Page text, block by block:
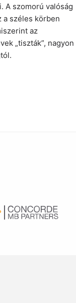
A szomorú valóság
a széles körben
az
„tiszták”, nagyon